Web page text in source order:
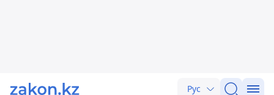
Рус